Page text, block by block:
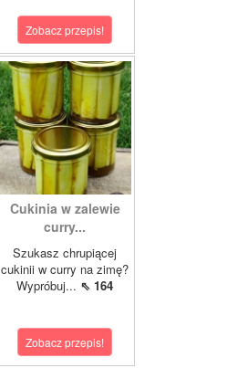
Zobacz przepis!
Cukinia w zalewie
curry...
Szukasz chrupiącej
cukinii w curry na zimę?
Wypróbuj... ⇖ 164
Zobacz przepis!